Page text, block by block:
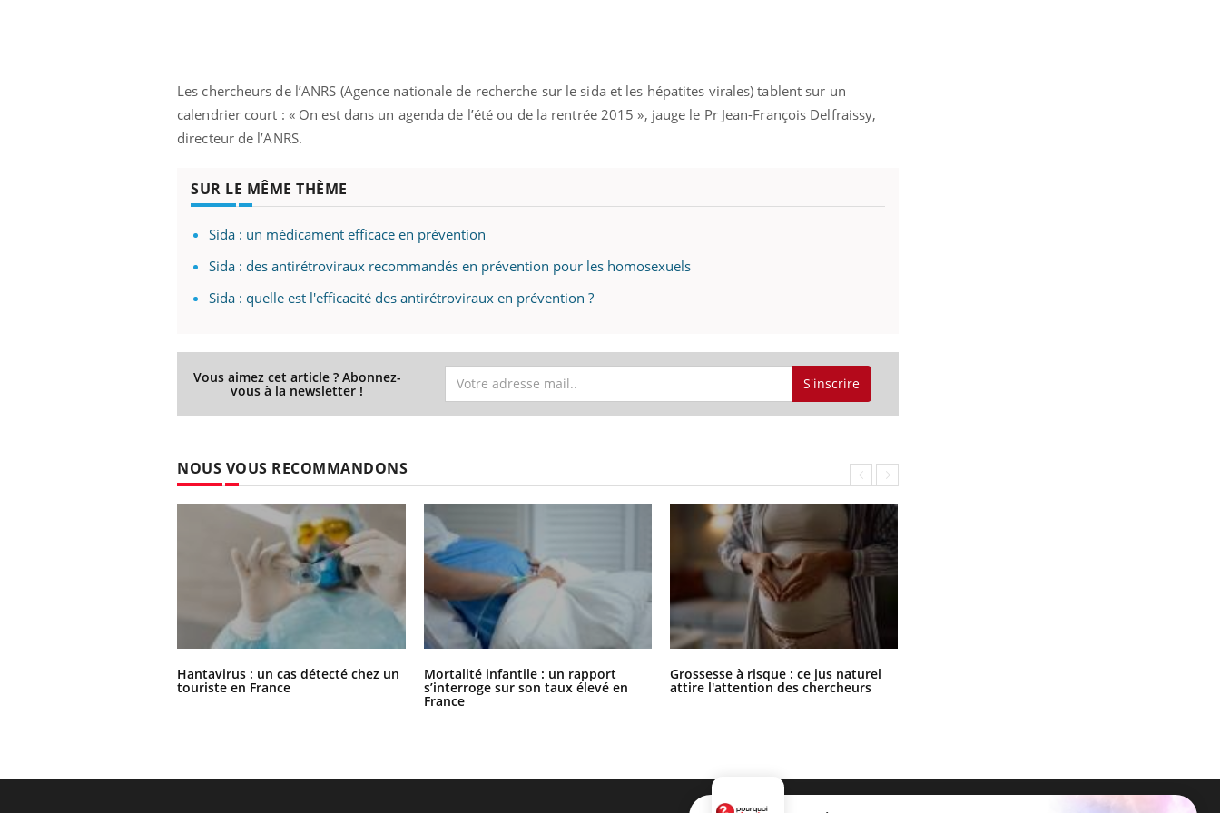
Les chercheurs de l’ANRS (Agence nationale de recherche sur le sida et les hépatites virales) tablent sur un
calendrier court : « On est dans un agenda de l’été ou de la rentrée 2015 », jauge le Pr Jean-François Delfraissy,
directeur de l’ANRS.
SUR LE MÊME THÈME
Sida : un médicament efficace en prévention
Sida : des antirétroviraux recommandés en prévention pour les homosexuels
Sida : quelle est l'efficacité des antirétroviraux en prévention ?
Vous aimez cet article ? Abonnez-
vous à la newsletter ! S'inscrire
NOUS VOUS RECOMMANDONS
Hantavirus : un cas détecté chez un
touriste en France
Mortalité infantile : un rapport
s’interroge sur son taux élevé en
France
Grossesse à risque : ce jus naturel
attire l'attention des chercheurs